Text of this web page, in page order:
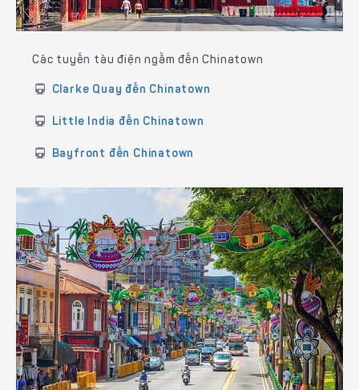
Các tuyến tàu điện ngầm đến Chinatown
Clarke Quay đến Chinatown
Little India đến Chinatown
Bayfront đến Chinatown